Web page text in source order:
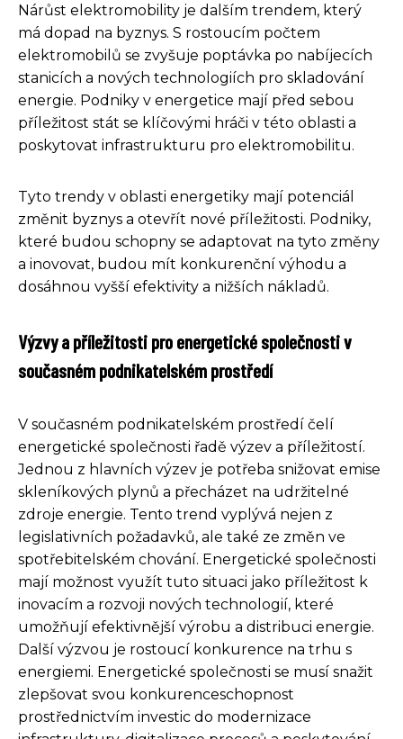
Nárůst elektromobility je dalším trendem, který
má dopad na byznys. S rostoucím počtem
elektromobilů se zvyšuje poptávka po nabíjecích
stanicích a nových technologiích pro skladování
energie. Podniky v energetice mají před sebou
příležitost stát se klíčovými hráči v této oblasti a
poskytovat infrastrukturu pro elektromobilitu.
Tyto trendy v oblasti energetiky mají potenciál
změnit byznys a otevřít nové příležitosti. Podniky,
které budou schopny se adaptovat na tyto změny
a inovovat, budou mít konkurenční výhodu a
dosáhnou vyšší efektivity a nižších nákladů.
Výzvy a příležitosti pro energetické společnosti v
současném podnikatelském prostředí
V současném podnikatelském prostředí čelí
energetické společnosti řadě výzev a příležitostí.
Jednou z hlavních výzev je potřeba snižovat emise
skleníkových plynů a přecházet na udržitelné
zdroje energie. Tento trend vyplývá nejen z
legislativních požadavků, ale také ze změn ve
spotřebitelském chování. Energetické společnosti
mají možnost využít tuto situaci jako příležitost k
inovacím a rozvoji nových technologií, které
umožňují efektivnější výrobu a distribuci energie.
Další výzvou je rostoucí konkurence na trhu s
energiemi. Energetické společnosti se musí snažit
zlepšovat svou konkurenceschopnost
prostřednictvím investic do modernizace